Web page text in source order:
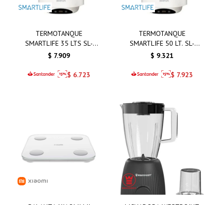
TERMOTANQUE
SMARTLIFE 35 LTS SL-
WH35DA
$ 7.909
$ 6.723
TERMOTANQUE
SMARTLIFE 50 LT. SL-
WH50DA
$ 9.321
$ 7.923